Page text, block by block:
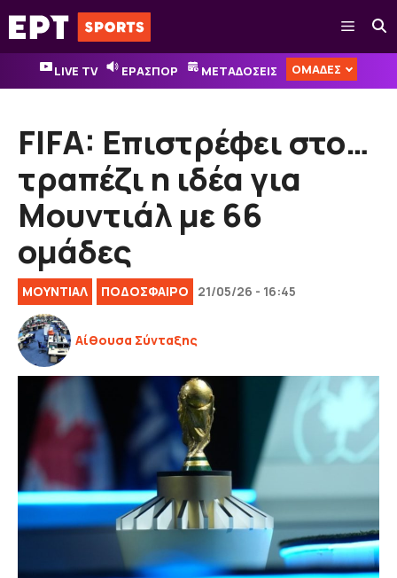
Μετάβαση
σε
περιεχόμενο
Μενού
LIVE TV ΕΡΑΣΠΟΡ ΜΕΤΑΔΟΣΕΙΣ ΟΜΑΔΕΣ
FIFA: Επιστρέφει στο…
τραπέζι η ιδέα για
Μουντιάλ με 66
ομάδες
ΜΟΥΝΤΙΑΛ ΠΟΔΟΣΦΑΙΡΟ 21/05/26 - 16:45
Αίθουσα Σύνταξης